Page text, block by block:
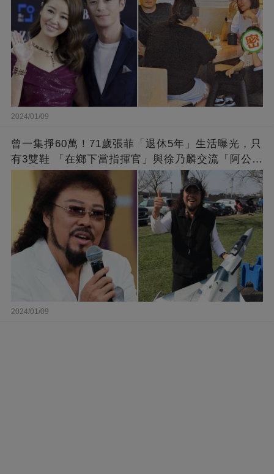
2024/01/09
曾一集掙60萬！71歲張菲「退休5年」生活曝光，只
有3雙鞋 「在鄉下當指揮官」與徐乃麟交流「阿公
2024/01/09